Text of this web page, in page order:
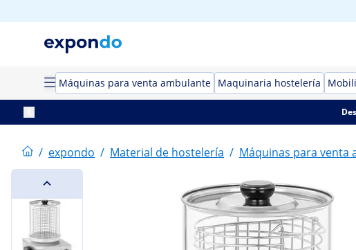
Máquinas para venta ambulante Maquinaria hostelería
/ expondo / Material de hostelería / Máquinas para venta